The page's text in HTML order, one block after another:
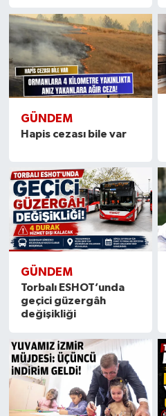
GÜNDEM
Hapis cezası bile var
GÜNDEM
Torbalı ESHOT’unda
geçici güzergâh
değişikliği